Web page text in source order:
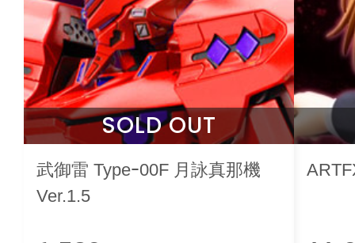
SOLD OUT
武御雷 Typeｰ00F 月詠真那機
Ver.1.5